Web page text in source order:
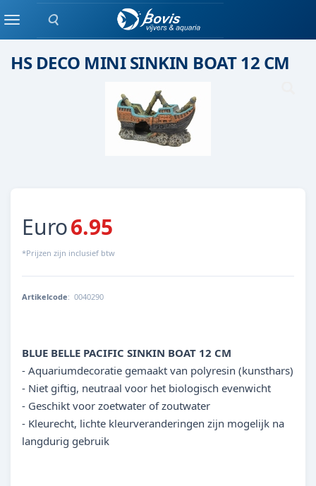
Zoeken
MenuBeeldje
HS DECO MINI SINKIN BOAT 12 CM
Euro6.95
*Prijzen zijn inclusief btw
Artikelcode: 0040290
BLUE BELLE PACIFIC SINKIN BOAT 12 CM
- Aquariumdecoratie gemaakt van polyresin (kunsthars)
- Niet giftig, neutraal voor het biologisch evenwicht
- Geschikt voor zoetwater of zoutwater
- Kleurecht, lichte kleurveranderingen zijn mogelijk na
langdurig gebruik